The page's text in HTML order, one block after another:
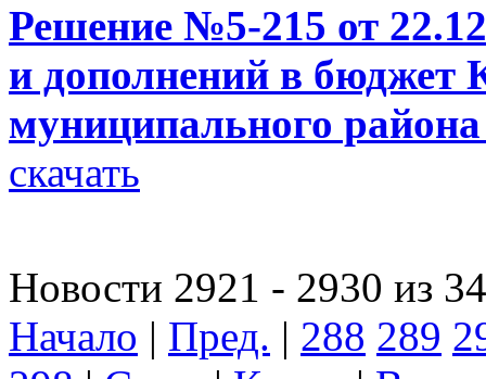
Решение №5-215 от
и дополнений в бюджет
муниципального района
скачать
Новости 2921 - 2930 из
Начало | Пред. | 288 289